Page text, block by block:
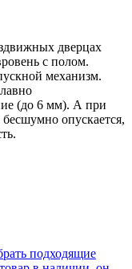
дверцах
с полом.
механизм.
(до 6 мм). А при
опускается,
подходящие